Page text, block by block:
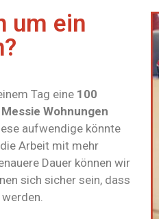
um ein
Tag eine 100
Messie Wohnungen
aufwendige könnte
Arbeit mit mehr
Dauer können wir
sich sicher sein, dass